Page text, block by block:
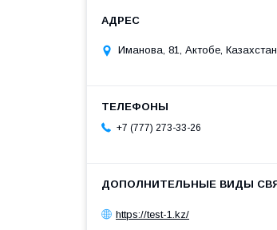
Иманова, 81, Актобе, Казахстан
+7 (777) 273-33-26
https://test-1.kz/